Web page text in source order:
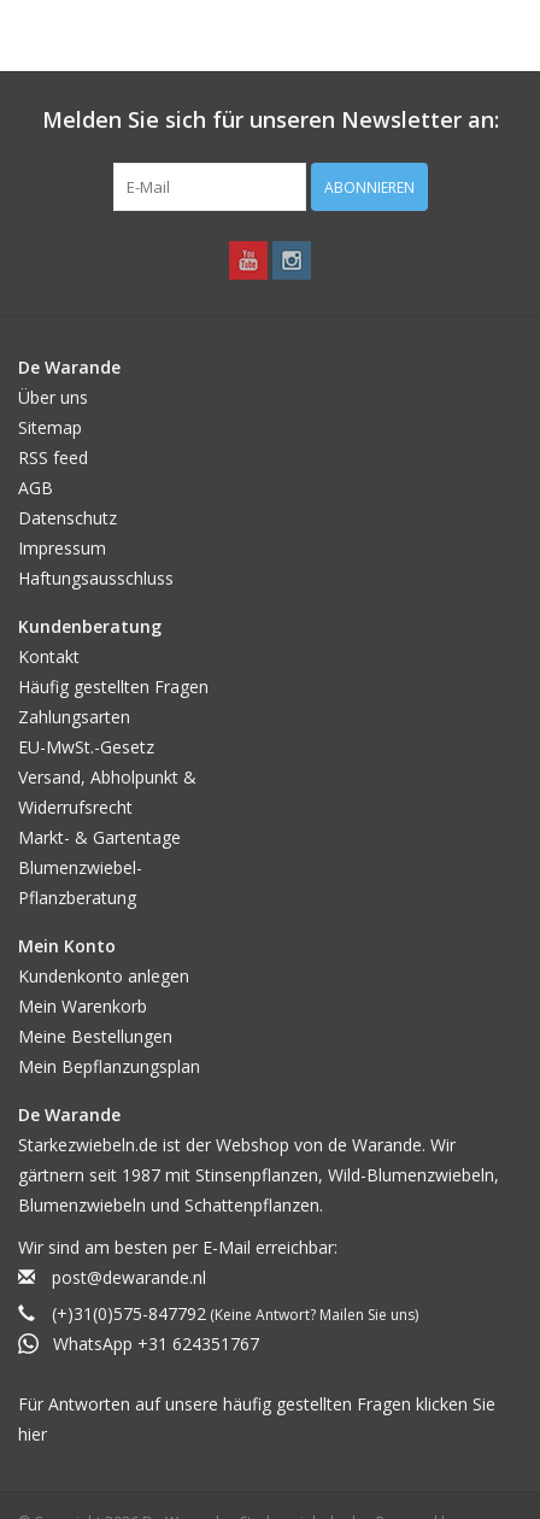
Melden Sie sich für unseren Newsletter an:
ABONNIEREN
De Warande
Über uns
Sitemap
RSS feed
AGB
Datenschutz
Impressum
Haftungsausschluss
Kundenberatung
Kontakt
Häufig gestellten Fragen
Zahlungsarten
EU-MwSt.-Gesetz
Versand, Abholpunkt &
Widerrufsrecht
Markt- & Gartentage
Blumenzwiebel-
Pflanzberatung
Mein Konto
Kundenkonto anlegen
Mein Warenkorb
Meine Bestellungen
Mein Bepflanzungsplan
De Warande
Starkezwiebeln.de ist der Webshop von de Warande. Wir
gärtnern seit 1987 mit Stinsenpflanzen, Wild-Blumenzwiebeln,
Blumenzwiebeln und Schattenpflanzen.
Wir sind am besten per E-Mail erreichbar:
post@dewarande.nl
(+)31(0)575-847792 (Keine Antwort? Mailen Sie uns)
WhatsApp +31 624351767
Für Antworten auf unsere häufig gestellten Fragen klicken Sie
hier